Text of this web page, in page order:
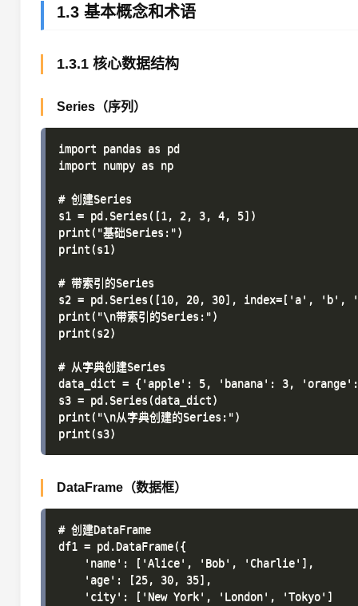
1.3 基本概念和术语
1.3.1 核心数据结构
Series（序列）
import pandas as pd
import numpy as np
# 创建Series
s1 = pd.Series([1, 2, 3, 4, 5])
print("基础Series:")
print(s1)
# 带索引的Series
s2 = pd.Series([10, 20, 30], index=['a',
print("\n带索引的Series:")
print(s2)
# 从字典创建Series
data_dict = {'apple': 5, 'banana': 3,
s3 = pd.Series(data_dict)
print("\n从字典创建的Series:")
DataFrame（数据框）
# 创建DataFrame
df1 = pd.DataFrame({
    'name': ['Alice', 'Bob', 'Charlie'],
    'age': [25, 30, 35],
    'city': ['New York', 'London', 'Tokyo']